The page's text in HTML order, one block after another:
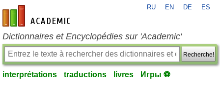
fr-academic.com
RU EN DE ES
Dictionnaires et Encyclopédies sur 'Academic'
Recherche!
interprétations traductions livres Игры ⚽